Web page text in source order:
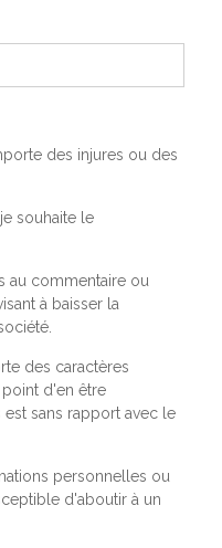
des injures ou des
souhaite le
au commentaire ou
à baisser la
des caractères
d'en être
sans rapport avec le
personnelles ou
d'aboutir à un